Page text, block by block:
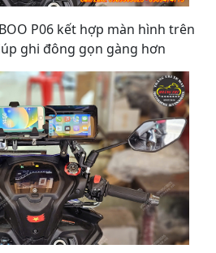
P06 kết hợp màn hình trên
ghi đông gọn gàng hơn